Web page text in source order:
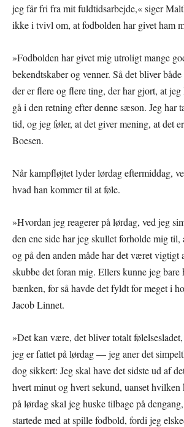
jeg får fri fra mit fuldtidsarbejde,« siger
ikke i tvivl om, at fodbolden har givet ham
»Fodbolden har givet mig utroligt mange
bekendtskaber og venner. Så det bliver
der er flere og flere ting, der har gjort, at
gå i den retning efter denne sæson. Jeg har
tid, og jeg føler, at det giver mening, at det
Boesen.
Når kampfløjtet lyder lørdag eftermiddag,
hvad han kommer til at føle.
»Hvordan jeg reagerer på lørdag, ved jeg
den ene side har jeg skullet forholde mig til,
og på den anden måde har det været vigtigt
skubbe det foran mig. Ellers kunne jeg bare
bænken, for så havde det fyldt for meget i
Jacob Linnet.
»Det kan være, det bliver totalt
jeg er fattet på lørdag — jeg aner det
dog sikkert: Jeg skal have det sidste ud af
hvert minut og hvert sekund, uanset hvilken
på lørdag skal jeg huske tilbage på
startede med at spille fodbold, fordi jeg